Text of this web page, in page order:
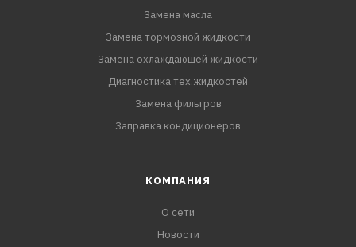
Замена масла
Замена тормозной жидкости
Замена охлаждающей жидкости
Диагностика тех.жидкостей
Замена фильтров
Заправка кондиционеров
КОМПАНИЯ
О сети
Новости